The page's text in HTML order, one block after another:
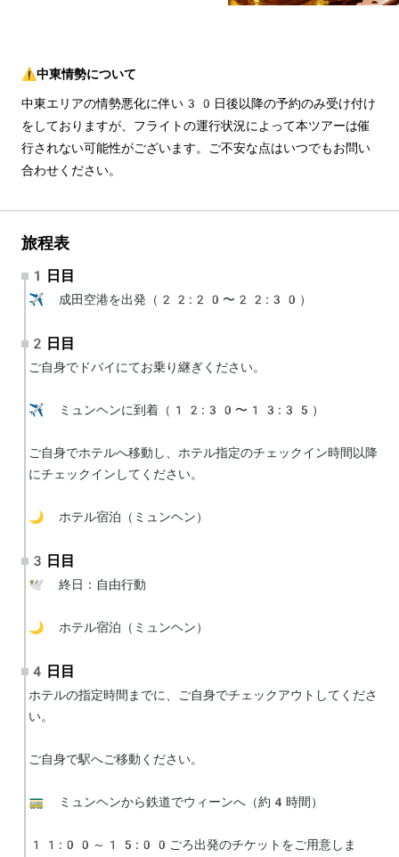
⚠️中東情勢について
中東エリアの情勢悪化に伴い30日後以降の予約のみ受け付け
をしておりますが、フライトの運行状況によって本ツアーは催
行されない可能性がございます。ご不安な点はいつでもお問い
合わせください。
旅程表
1日目
✈️ 成田空港を出発（22:20〜22:30）
2日目
ご自身でドバイにてお乗り継ぎください。
✈️ ミュンヘンに到着（12:30〜13:35）
ご自身でホテルへ移動し、ホテル指定のチェックイン時間以降
にチェックインしてください。
🌙 ホテル宿泊（ミュンヘン）
3日目
🕊 終日：自由行動
🌙 ホテル宿泊（ミュンヘン）
4日目
ホテルの指定時間までに、ご自身でチェックアウトしてくださ
い。
ご自身で駅へご移動ください。
🚃 ミュンヘンから鉄道でウィーンへ（約4時間）
11:00～15:00ごろ出発のチケットをご用意しま